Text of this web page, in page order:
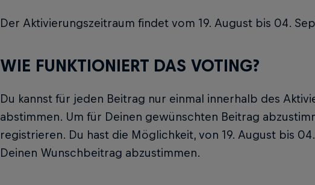
Der Aktivierungszeitraum findet vom 19. August bis 04.
WIE FUNKTIONIERT DAS VOTING?
Du kannst für jeden Beitrag nur einmal innerhalb des
abstimmen. Um für Deinen gewünschten Beitrag
registrieren. Du hast die Möglichkeit, von 19. August bis
Deinen Wunschbeitrag abzustimmen.